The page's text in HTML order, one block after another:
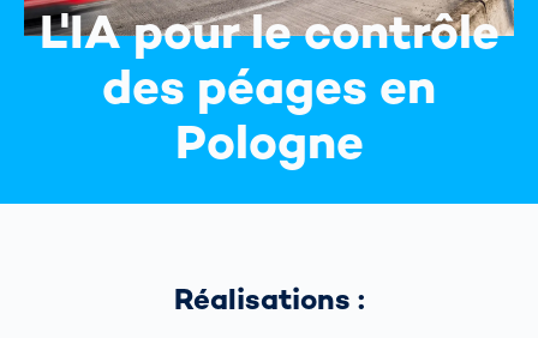
L'IA pour le contrôle
des péages en
Pologne
Réalisations :